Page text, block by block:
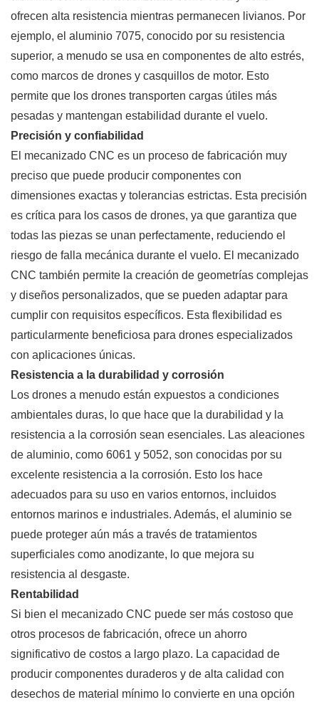
ofrecen alta resistencia mientras permanecen livianos. Por
ejemplo, el aluminio 7075, conocido por su resistencia
superior, a menudo se usa en componentes de alto estrés,
como marcos de drones y casquillos de motor. Esto
permite que los drones transporten cargas útiles más
pesadas y mantengan estabilidad durante el vuelo.
Precisión y confiabilidad
El mecanizado CNC es un proceso de fabricación muy
preciso que puede producir componentes con
dimensiones exactas y tolerancias estrictas. Esta precisión
es crítica para los casos de drones, ya que garantiza que
todas las piezas se unan perfectamente, reduciendo el
riesgo de falla mecánica durante el vuelo. El mecanizado
CNC también permite la creación de geometrías complejas
y diseños personalizados, que se pueden adaptar para
cumplir con requisitos específicos. Esta flexibilidad es
particularmente beneficiosa para drones especializados
con aplicaciones únicas.
Resistencia a la durabilidad y corrosión
Los drones a menudo están expuestos a condiciones
ambientales duras, lo que hace que la durabilidad y la
resistencia a la corrosión sean esenciales. Las aleaciones
de aluminio, como 6061 y 5052, son conocidas por su
excelente resistencia a la corrosión. Esto los hace
adecuados para su uso en varios entornos, incluidos
entornos marinos e industriales. Además, el aluminio se
puede proteger aún más a través de tratamientos
superficiales como anodizante, lo que mejora su
resistencia al desgaste.
Rentabilidad
Si bien el mecanizado CNC puede ser más costoso que
otros procesos de fabricación, ofrece un ahorro
significativo de costos a largo plazo. La capacidad de
producir componentes duraderos y de alta calidad con
desechos de material mínimo lo convierte en una opción